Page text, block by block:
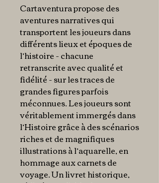
Cartaventura propose des
aventures narratives qui
transportent les joueurs dans
différents lieux et époques de
l’histoire - chacune
retranscrite avec qualité et
fidélité - sur les traces de
grandes figures parfois
méconnues. Les joueurs sont
véritablement immergés dans
l’Histoire grâce à des scénarios
riches et de magnifiques
illustrations à l’aquarelle, en
hommage aux carnets de
voyage. Un livret historique,